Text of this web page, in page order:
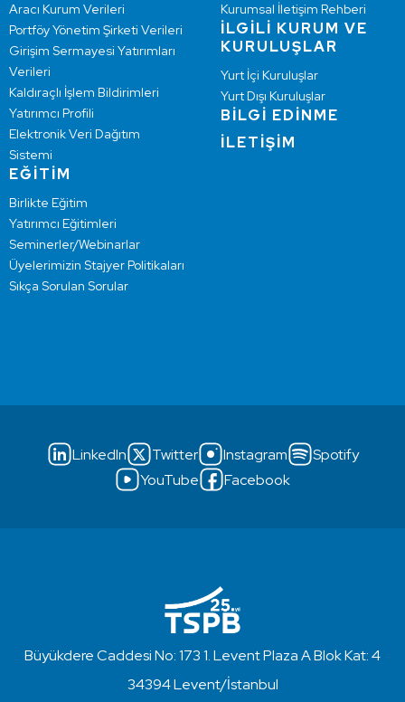
Aracı Kurum Verileri
Portföy Yönetim Şirketi Verileri
Girişim Sermayesi Yatırımları
Verileri
Kaldıraçlı İşlem Bildirimleri
Yatırımcı Profili
Elektronik Veri Dağıtım
Sistemi
EĞİTİM
Birlikte Eğitim
Yatırımcı Eğitimleri
Seminerler/Webinarlar
Üyelerimizin Stajyer Politikaları
Sıkça Sorulan Sorular
Kurumsal İletişim Rehberi
İLGİLİ KURUM VE
KURULUŞLAR
Yurt İçi Kuruluşlar
Yurt Dışı Kuruluşlar
BİLGİ EDİNME
İLETİŞİM
LinkedIn Twitter Instagram
Spotify
YouTube
Facebook
Büyükdere Caddesi No: 173 1. Levent Plaza A Blok Kat: 4
34394 Levent/İstanbul